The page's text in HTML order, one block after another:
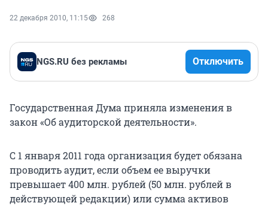
22 декабря 2010, 11:15 268
NGS.RU без рекламы Отключить
Государственная Дума приняла изменения в
закон «Об аудиторской деятельности».
С 1 января 2011 года организация будет обязана
проводить аудит, если объем ее выручки
превышает 400 млн. рублей (50 млн. рублей в
действующей редакции) или сумма активов